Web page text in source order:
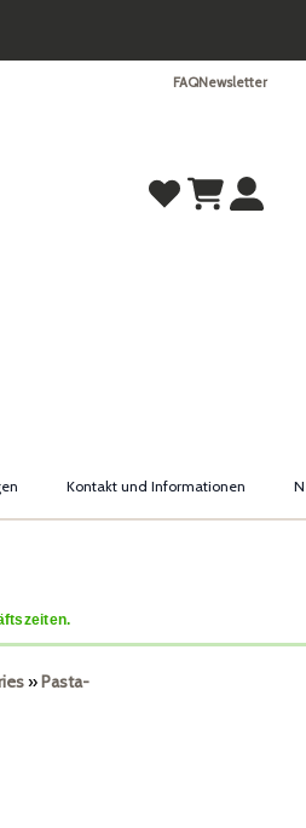
FAQNewsletter
Kontakt und Informationen
»Pasta-